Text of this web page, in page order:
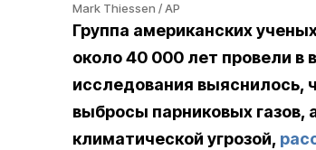
Mark Thiessen / AP
Группа американских
около 40 000 лет провели в
исследования выяснилось,
выбросы парниковых газов,
климатической угрозой,